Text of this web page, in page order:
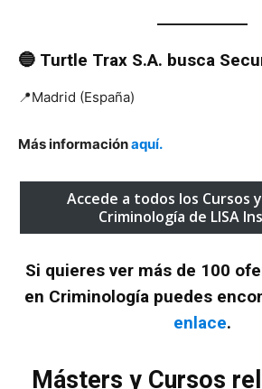
🔵 Turtle Trax S.A. busca
📍Madrid (España)
Más informaciónaquí.
Accede a todos los Cursos
Criminología de LISA
Si quieres ver más de 100
en Criminología puedes
enlace.
Másters y Cursos